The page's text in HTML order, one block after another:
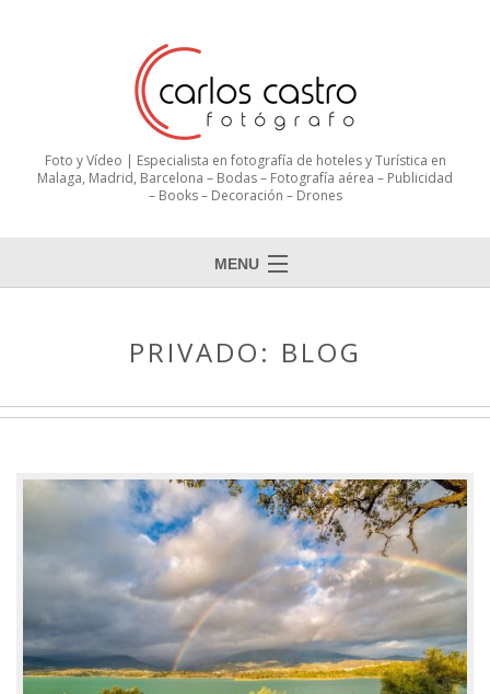
Foto y Vídeo | Especialista en fotografía de hoteles y Turística en
Malaga, Madrid, Barcelona – Bodas – Fotografía aérea – Publicidad
– Books – Decoración – Drones
MENU
PRIVADO: BLOG